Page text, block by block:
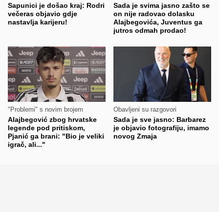
Sapunici je došao kraj: Rodri
večeras objavio gdje
nastavlja karijeru!
Sada je svima jasno zašto se
on nije radovao dolasku
Alajbegovića, Juventus ga
jutros odmah prodao!
"Problemi" s novim brojem
Alajbegović zbog hrvatske
legende pod pritiskom,
Pjanić ga brani: "Bio je veliki
igrač, ali..."
Obavljeni su razgovori
Sada je sve jasno: Barbarez
je objavio fotografiju, imamo
novog Zmaja